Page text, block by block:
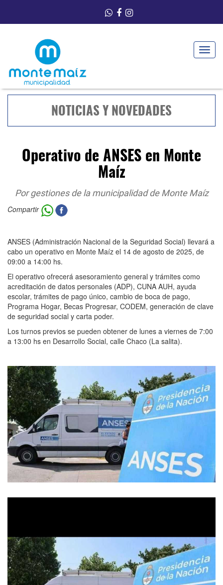
Toggle
NOTICIAS Y NOVEDADES
Operativo de ANSES en Monte
Maíz
Por gestiones de la municipalidad de Monte Maíz
Compartir
ANSES (Administración Nacional de la Seguridad Social) llevará a
cabo un operativo en Monte Maíz el 14 de agosto de 2025, de
09:00 a 14:00 hs.
El operativo ofrecerá asesoramiento general y trámites como
acreditación de datos personales (ADP), CUNA AUH, ayuda
escolar, trámites de pago único, cambio de boca de pago,
Programa Hogar, Becas Progresar, CODEM, generación de clave
de seguridad social y carta poder.
Los turnos previos se pueden obtener de lunes a viernes de 7:00
a 13:00 hs en Desarrollo Social, calle Chaco (La salita).